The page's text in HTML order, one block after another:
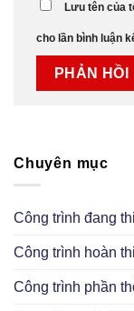
Lưu tên của
cho lần bình luận
Chuyên mục
Công trình đang
Công trình hoàn
Công trình phần